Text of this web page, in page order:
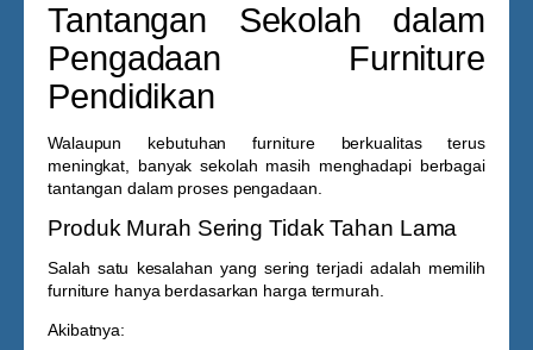
Tantangan Sekolah dalam
Pengadaan Furniture
Pendidikan
Walaupun kebutuhan furniture berkualitas terus
meningkat, banyak sekolah masih menghadapi berbagai
tantangan dalam proses pengadaan.
Produk Murah Sering Tidak Tahan Lama
Salah satu kesalahan yang sering terjadi adalah memilih
furniture hanya berdasarkan harga termurah.
Akibatnya: